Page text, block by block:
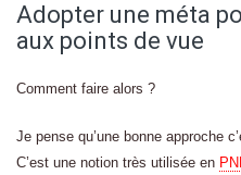
Adopter une méta
aux points de vue
Comment faire alors ?
Je pense qu’une bonne approche
C’est une notion très utilisée en